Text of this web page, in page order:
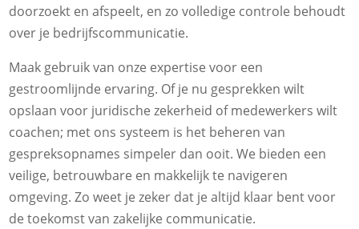
doorzoekt en afspeelt, en zo volledige controle behoudt
over je bedrijfscommunicatie.
Maak gebruik van onze expertise voor een
gestroomlijnde ervaring. Of je nu gesprekken wilt
opslaan voor juridische zekerheid of medewerkers wilt
coachen; met ons systeem is het beheren van
gespreksopnames simpeler dan ooit. We bieden een
veilige, betrouwbare en makkelijk te navigeren
omgeving. Zo weet je zeker dat je altijd klaar bent voor
de toekomst van zakelijke communicatie.